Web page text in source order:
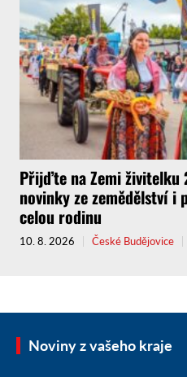
Přijďte na Zemi živitelku
novinky ze zemědělství i
celou rodinu
10. 8. 2026 České Budějovice
Noviny z vašeho kraje